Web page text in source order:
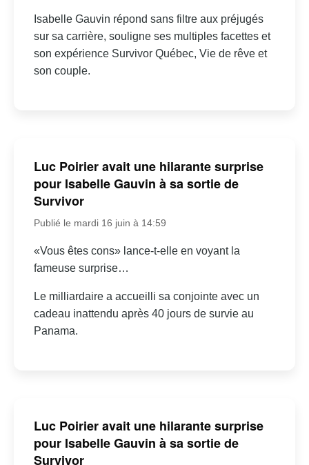
Isabelle Gauvin répond sans filtre aux préjugés
sur sa carrière, souligne ses multiples facettes et
son expérience Survivor Québec, Vie de rêve et
son couple.
Luc Poirier avait une hilarante surprise
pour Isabelle Gauvin à sa sortie de
Survivor
Publié le mardi 16 juin à 14:59
«Vous êtes cons» lance-t-elle en voyant la
fameuse surprise…
Le milliardaire a accueilli sa conjointe avec un
cadeau inattendu après 40 jours de survie au
Panama.
Luc Poirier avait une hilarante surprise
pour Isabelle Gauvin à sa sortie de
Survivor